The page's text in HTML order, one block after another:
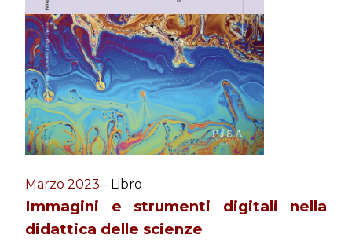
Marzo 2023 - Libro
Immagini e strumenti digitali nella
didattica delle scienze